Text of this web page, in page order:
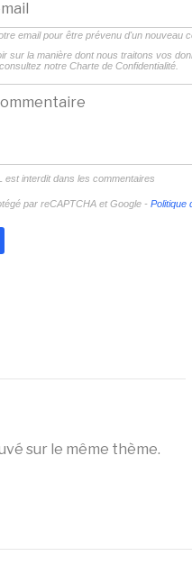
email pour être prévenu d'un nouveau
sur la manière dont nous traitons vos
notre Charte de Confidentialité.
est interdit dans les commentaires
par reCAPTCHA et Google - Politique
sur le même thème.